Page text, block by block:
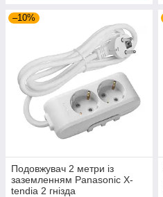
–10%
Подовжувач 2 метри із
заземленням Panasonic X-
tendia 2 гнізда